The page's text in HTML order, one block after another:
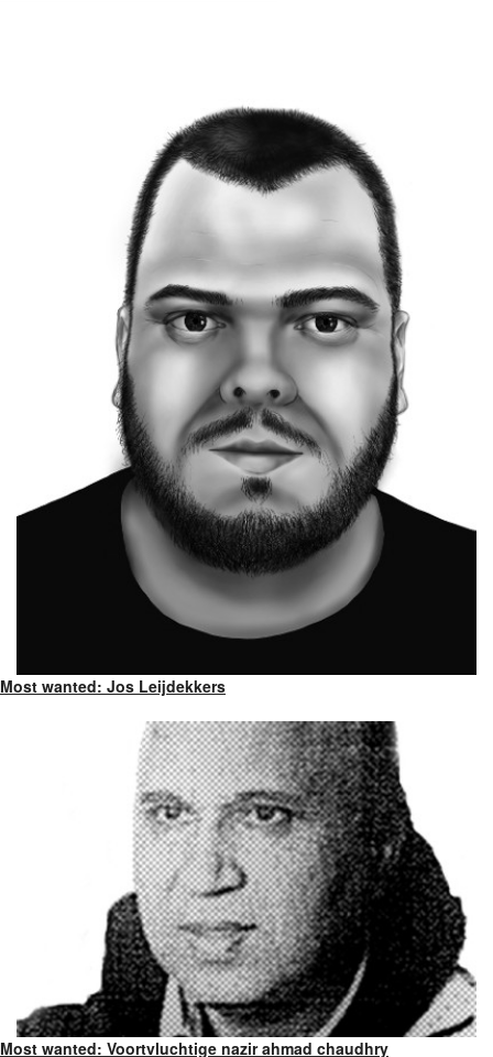
Most wanted: Jos Leijdekkers
Most wanted: Voortvluchtige nazir ahmad chaudhry